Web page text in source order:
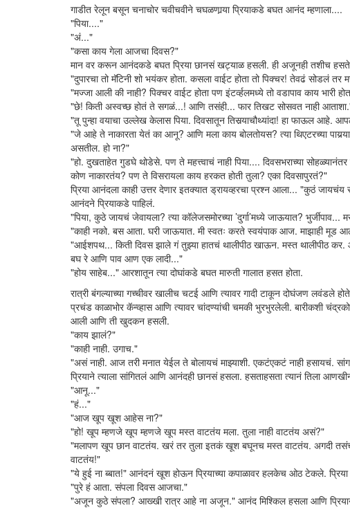
गाडीत रेलून बसून चनाचोर चवीचवीने चघळणार्‍या प्रियाकडे बघत आनंद म्हणाला....
"पिया...."
"अं..."
"कसा काय गेला आजचा दिवस?"
मान वर करून आनंदकडे बघत प्रिया छानसं खट्याळ हसली. ही अजूनही तशीच
"दुपारचा तो मॅटिनी शो भयंकर होता. कसला वाईट होता तो पिक्चर! तेवढं सोडलं
"मज्जा आली की नाही? पिक्चर वाईट होता पण इंटर्व्हलमध्ये तो वडापाव काय भारी
"छे! किती अस्वच्छ होतं ते सगळं...! आणि तसंही... फार तिखट सोसवत नाही
"तू पुन्हा वयाचा उल्लेख केलास पिया. दिवसातून तिसर्‍याचौथ्यांदा! हा फाऊल आहे.
"जे आहे ते नाकारता येतं का आनू? आणि मला काय बोलतोयस? त्या थिएटरच्या
असतील. हो ना?"
"हो. दुखताहेत गुडघे थोडेसे. पण ते महत्त्वाचं नाही पिया.... दिवसभराच्या
कोण नाकारतंय? पण ते विसरायला काय हरकत होती तुला? एका दिवसापुरतं?"
प्रिया आनंदला काही उत्तर देणार इतक्यात ड्रायव्हरचा प्रश्न आला... "कुठं
आनंदने प्रियाकडे पाहिलं.
"पिया, कुठे जायचं जेवायला? त्या कॉलेजसमोरच्या ’दुर्गा’मध्ये जाऊयात? भुर्जीपाव...
"काही नको. बस आता. घरी जाऊयात. मी स्वतः करते स्वयंपाक आज. माझाही मूड
"आईशपथ... किती दिवस झाले गं तुझ्या हातचं थालीपीठ खाऊन. मस्त थालीपीठ
बघ रे आणि पाव आण एक लादी..."
"होय साहेब..." आरशातून त्या दोघांकडे बघत मारुती गालात हसत होता.
रात्री बंगल्याच्या गच्चीवर खालीच चटई आणि त्यावर गादी टाकून दोघंजण लवंडले
प्रचंड काळाभोर कॅन्व्हास आणि त्यावर चांदण्यांची चमकी भुरभुरलेली. बारीकशी
आली आणि ती खुदकन हसली.
"काय झालं?"
"काही नाही. उगाच."
"असं नाही. आज तरी मनात येईल ते बोलायचं माझ्याशी. एकटंएकटं नाही हसायचं. सांग
प्रियाने त्याला सांगितलं आणि आनंदही छानसं हसला. हसताहसता त्यानं तिला
"आनू..."
"हं..."
"आज खूप खूश आहेस ना?"
"हो! खूप म्हणजे खूप म्हणजे खूप मस्त वाटतंय मला. तुला नाही वाटतंय असं?"
"मलापण खूप छान वाटतंय. खरं तर तुला इतकं खूश बघूनच मस्त वाटतंय. अगदी
वाटतंय!"
"ये हुई ना ब्बात!" आनंदनं खूश होऊन प्रियाच्या कपाळावर हलकेच ओठ टेकले. प्रिया
"पुरे हं आता. संपला दिवस आजचा."
"अजून कुठे संपला? आख्खी रात्र आहे ना अजून." आनंद मिश्किल हसला आणि प्रियानं